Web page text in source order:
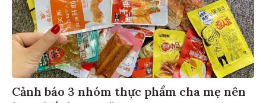
Cảnh báo 3 nhóm thực phẩm cha mẹ nên